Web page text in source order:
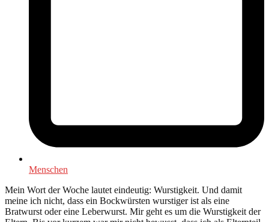
Menschen
Mein Wort der Woche lautet eindeutig: Wurstigkeit. Und damit
meine ich nicht, dass ein Bockwürsten wurstiger ist als eine
Bratwurst oder eine Leberwurst. Mir geht es um die Wurstigkeit der